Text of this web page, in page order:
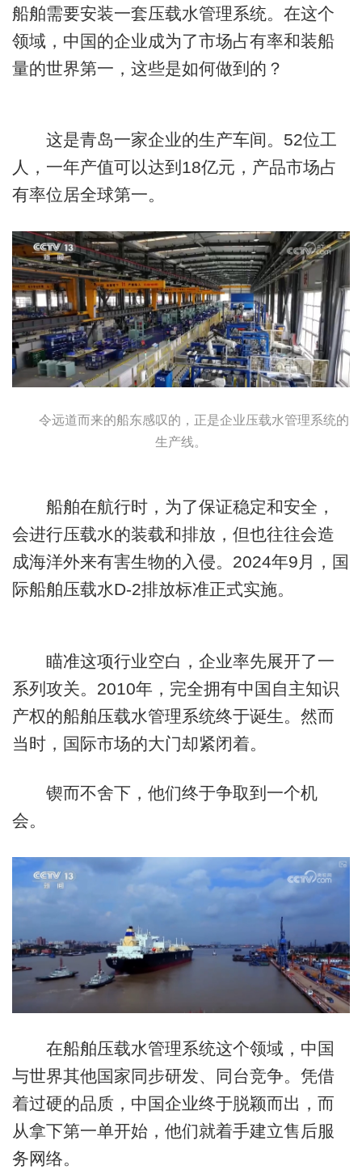
船舶需要安装一套压载水管理系统。在这个
领域，中国的企业成为了市场占有率和装船
量的世界第一，这些是如何做到的？
这是青岛一家企业的生产车间。52位工
人，一年产值可以达到18亿元，产品市场占
有率位居全球第一。
令远道而来的船东感叹的，正是企业压载水管理系统的
生产线。
船舶在航行时，为了保证稳定和安全，
会进行压载水的装载和排放，但也往往会造
成海洋外来有害生物的入侵。2024年9月，国
际船舶压载水D-2排放标准正式实施。
瞄准这项行业空白，企业率先展开了一
系列攻关。2010年，完全拥有中国自主知识
产权的船舶压载水管理系统终于诞生。然而
当时，国际市场的大门却紧闭着。
锲而不舍下，他们终于争取到一个机
会。
在船舶压载水管理系统这个领域，中国
与世界其他国家同步研发、同台竞争。凭借
着过硬的品质，中国企业终于脱颖而出，而
从拿下第一单开始，他们就着手建立售后服
务网络。